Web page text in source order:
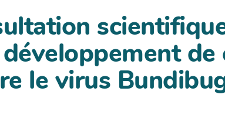
le virus